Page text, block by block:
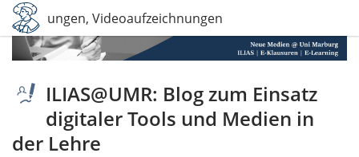
Videoaufzeichnungen und Videostreaming
ILIAS@UMR: Blog zum Einsatz
digitaler Tools und Medien in
der Lehre